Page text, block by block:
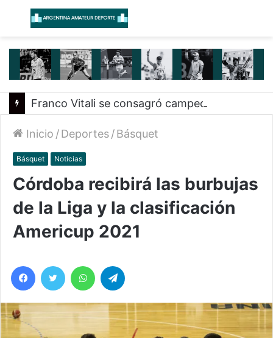
Menú
Inicio /Deportes/Básquet
Básquet Noticias
Córdoba recibirá las burbujas
de la Liga y la clasificación
Americup 2021
Facebook
Twitter WhatsApp